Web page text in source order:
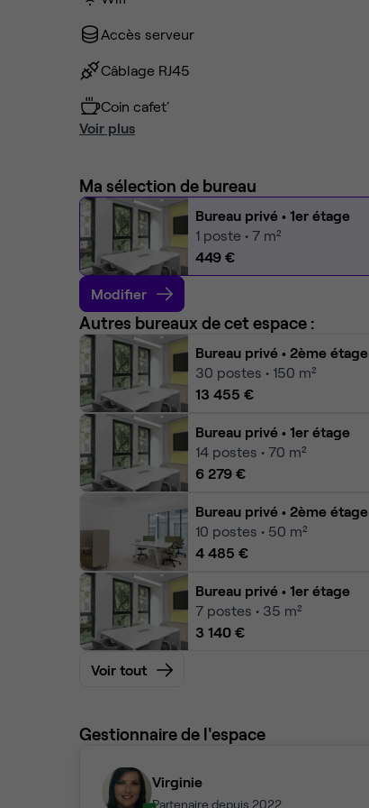
Accès serveur
Câblage RJ45
Coin cafet'
Voir plus
Ma sélection de bureau
Bureau privé • 1er étage
1 poste • 7 m²
449 €
Modifier
Autres bureaux de cet espace :
Bureau privé • 2ème étage
30 postes • 150 m²
13 455 €
Bureau privé • 1er étage
14 postes • 70 m²
6 279 €
Bureau privé • 2ème étage
10 postes • 50 m²
4 485 €
Bureau privé • 1er étage
7 postes • 35 m²
3 140 €
Voir tout
Gestionnaire de l'espace
Virginie
Partenaire depuis 2022